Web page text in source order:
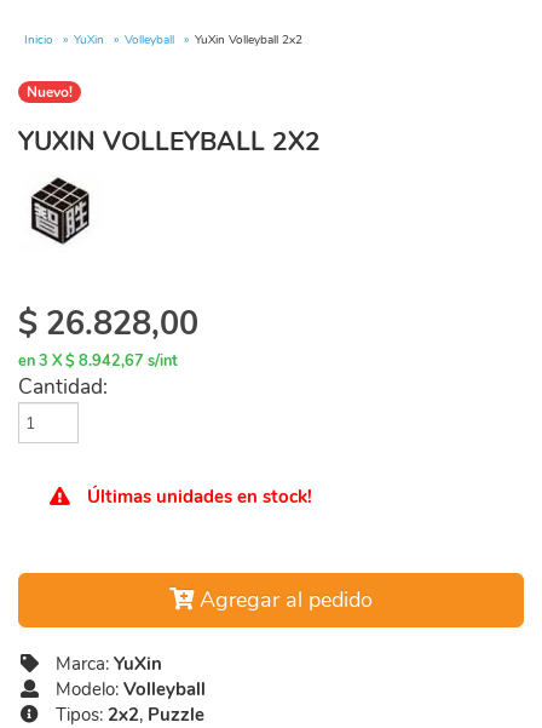
Inicio YuXin Volleyball YuXin Volleyball 2x2
Nuevo!
YUXIN VOLLEYBALL 2X2
$ 26.828,00
en 3 X $ 8.942,67 s/int
Cantidad:
Últimas unidades en stock!
Agregar al pedido
Marca: YuXin
Modelo: Volleyball
Tipos: 2x2, Puzzle